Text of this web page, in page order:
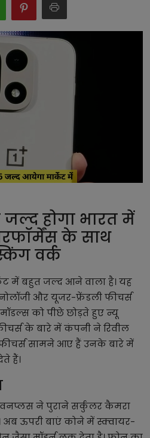
होगा भारत में
के साथ
वर्क
में बहुत जल्द आने वाला है। यह
और यूजर-फ्रेंडली फीचर्स
को पीछे छोड़ते हुए न्यू
के बारे में कंपनी ने रिवील
सामने आए हैं उनके बारे में
हैं।
वनप्लस ने पुराने सर्कुलर कैमरा
अब ऊपरी बाएं कोने में स्क्वायर-